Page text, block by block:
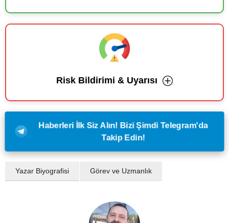
Risk Bildirimi & Uyarısı
Haberleri İlk Siz Alın! Bizi Şimdi Telegram'da
Takip Edin!
Yazar Biyografisi Görev ve Uzmanlık